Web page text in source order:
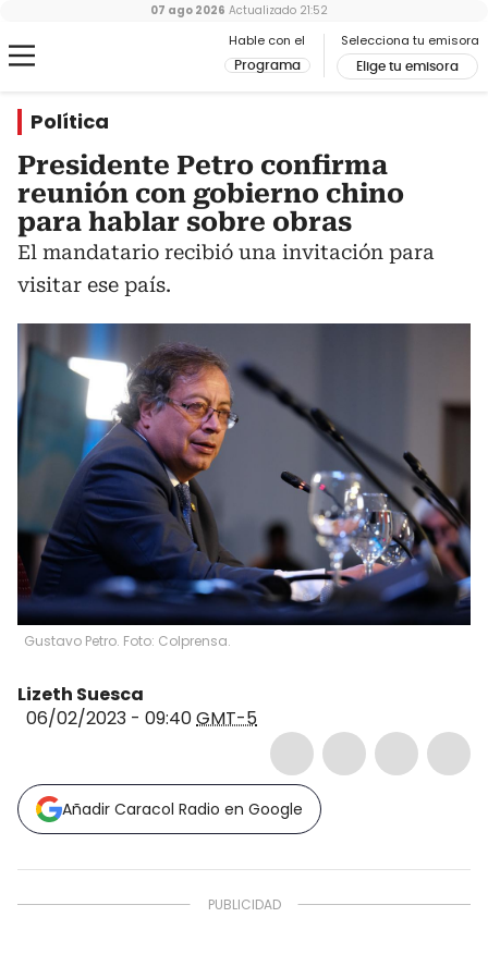
Hable con el
Programa
Selecciona tu emisora
Elige tu emisora
07 ago 2026 Actualizado 21:52
Política
Presidente Petro confirma
reunión con gobierno chino
para hablar sobre obras
El mandatario recibió una invitación para
visitar ese país.
Gustavo Petro. Foto: Colprensa.
Lizeth Suesca
06/02/2023 - 09:40GMT-5
Añadir Caracol Radio en Google